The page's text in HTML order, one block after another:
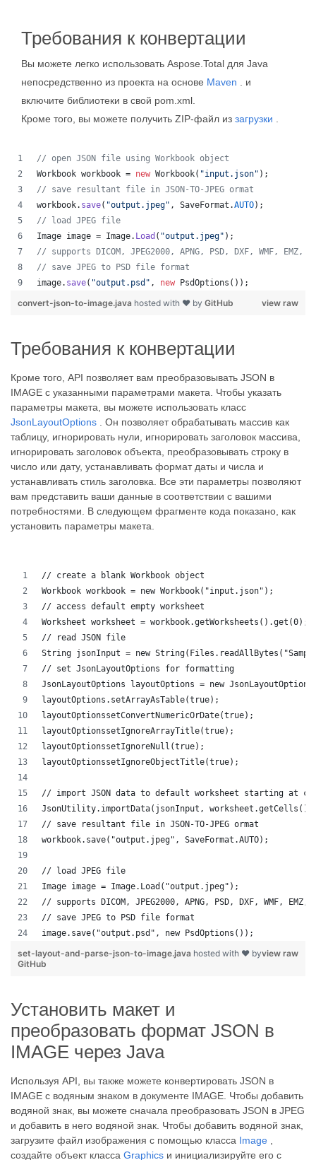
Требования к конвертации
Вы можете легко использовать Aspose.Total для Java
непосредственно из проекта на основе Maven . и
включите библиотеки в свой pom.xml.
Кроме того, вы можете получить ZIP-файл из загрузки
// open JSON file using Workbook object
Workbook workbook = new Workbook( "input.json" );
// save resultant file in JSON-TO-JPEG ormat
workbook. save( "output.jpeg" , SaveFormat .AUTO);
// load JPEG file
Image image = Image. Load ( "output.jpeg" );
// supports DICOM, JPEG2000, APNG, PSD, DXF, WMF, EMZ,
// save JPEG to PSD file format
image. save( "output.psd" , new PsdOptions ());
view raw
convert-json-to-image.java hosted with ❤ by GitHub
Требования к конвертации
Кроме того, API позволяет вам преобразовывать JSON в
IMAGE с указанными параметрами макета. Чтобы указать
параметры макета, вы можете использовать класс
JsonLayoutOptions . Он позволяет обрабатывать массив как
таблицу, игнорировать нули, игнорировать заголовок массива,
игнорировать заголовок объекта, преобразовывать строку в
число или дату, устанавливать формат даты и числа и
устанавливать стиль заголовка. Все эти параметры позволяют
вам представить ваши данные в соответствии с вашими
потребностями. В следующем фрагменте кода показано, как
установить параметры макета.
// create a blank Workbook object
Workbook workbook = new Workbook("input.json");
// access default empty worksheet
Worksheet worksheet = workbook.getWorksheets().get(0);
// read JSON file
String jsonInput = new
// set JsonLayoutOptions for formatting
JsonLayoutOptions layoutOptions = new
layoutOptions.setArrayAsTable(true);
layoutOptionssetConvertNumericOrDate(true);
layoutOptionssetIgnoreArrayTitle(true);
layoutOptionssetIgnoreNull(true);
layoutOptionssetIgnoreObjectTitle(true);
// import JSON data to default worksheet starting at
JsonUtility.importData(jsonInput,
// save resultant file in JSON-TO-JPEG ormat
workbook.save("output.jpeg", SaveFormat.AUTO);
// load JPEG file
Image image = Image.Load("output.jpeg");
// supports DICOM, JPEG2000, APNG, PSD, DXF, WMF,
// save JPEG to PSD file format
image.save("output.psd", new PsdOptions());
view raw
set-layout-and-parse-json-to-image.java hosted with ❤ by
GitHub
Установить макет и
преобразовать формат JSON в
IMAGE через Java
Используя API, вы также можете конвертировать JSON в
IMAGE с водяным знаком в документе IMAGE. Чтобы добавить
водяной знак, вы можете сначала преобразовать JSON в JPEG
и добавить в него водяной знак. Чтобы добавить водяной знак,
загрузите файл изображения с помощью класса Image
создайте объект класса Graphics и инициализируйте его с